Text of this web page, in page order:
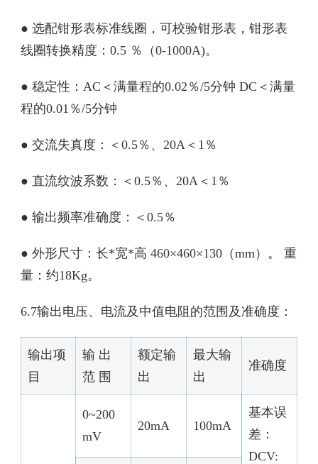
● 选配钳形表标准线圈，可校验钳形表，钳形表
线圈转换精度：0.5 ％（0-1000A)。
● 稳定性：AC＜满量程的0.02％/5分钟 DC＜满量
程的0.01％/5分钟
● 交流失真度：＜0.5％、20A＜1％
● 直流纹波系数：＜0.5％、20A＜1％
● 输出频率准确度：＜0.5％
● 外形尺寸：长*宽*高 460×460×130（mm）。 重
量：约18Kg。
6.7输出电压、电流及中值电阻的范围及准确度：
输出项
目
输 出
范 围
额定输
出
最大输
出
准确度
0~200
mV
20mA 100mA
基本误
差：
DCV: